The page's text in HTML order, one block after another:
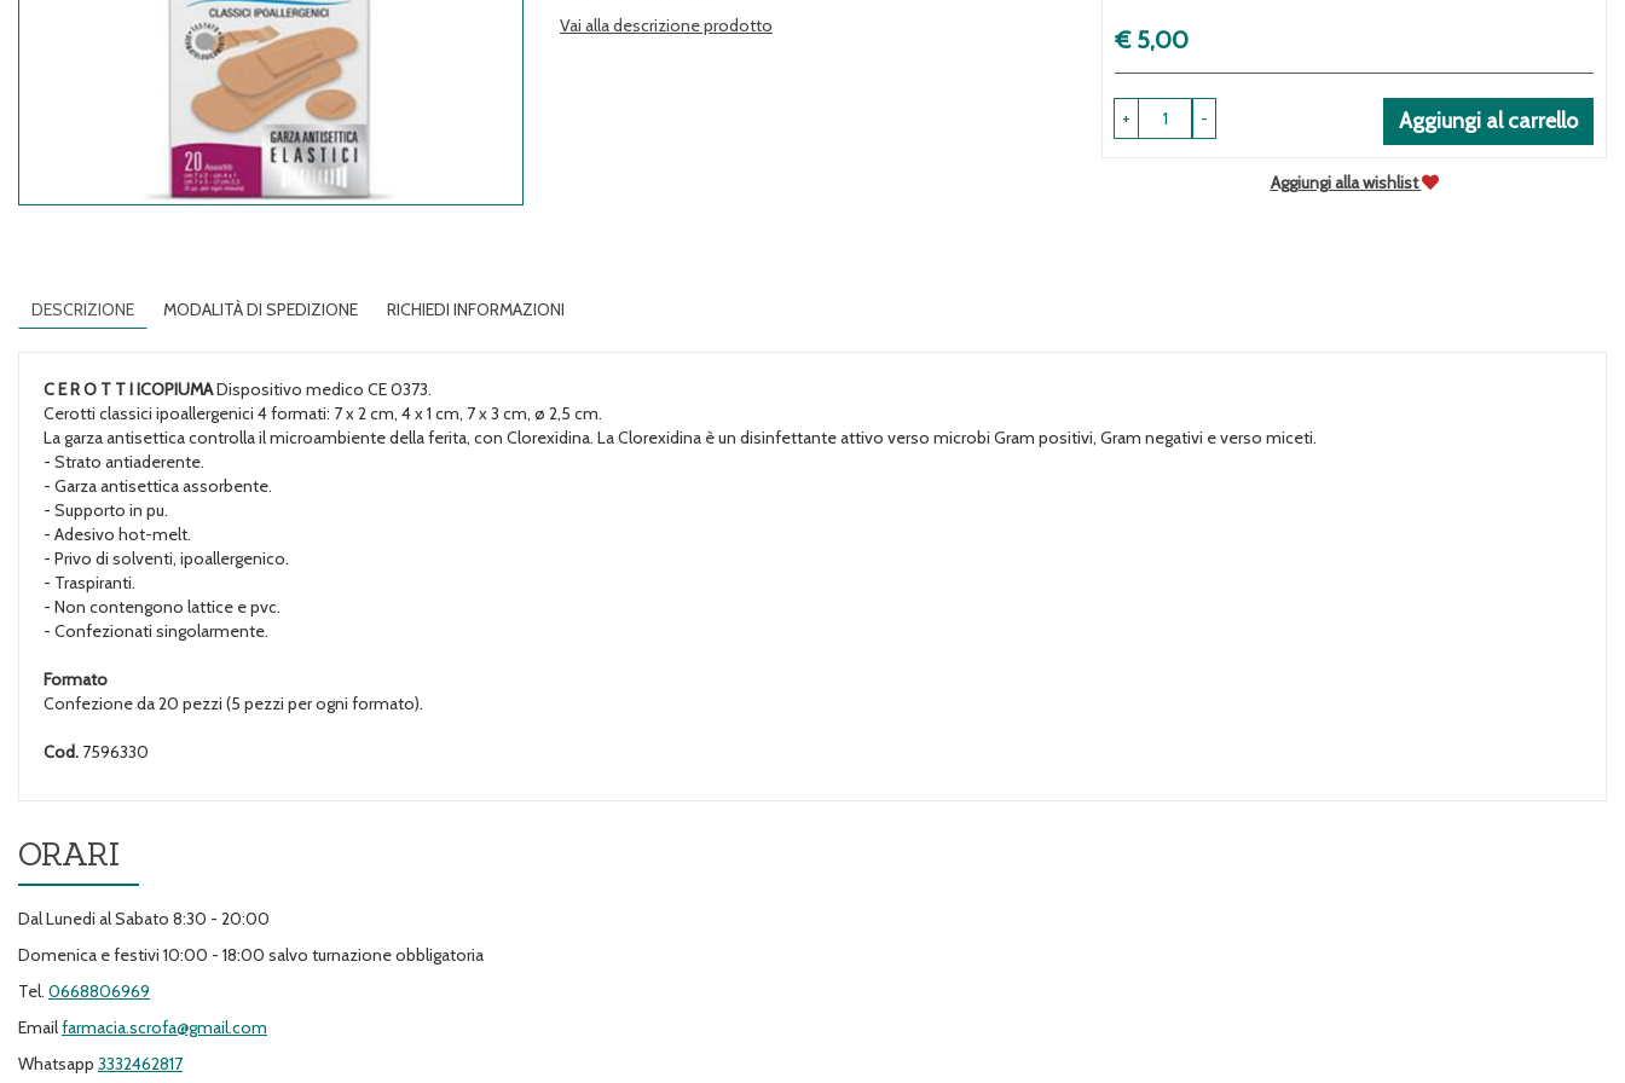
Vai alla descrizione prodotto
Prezzo
€ 5,00
-
+ Aggiungi al carrello
Aggiungi alla wishlist
DESCRIZIONE MODALITÀ DI SPEDIZIONE RICHIEDI INFORMAZIONI
C E R O T T I ICOPIUMADispositivo medico CE 0373.
Cerotti classici ipoallergenici 4 formati: 7 x 2 cm, 4 x 1 cm, 7 x 3 cm, ø 2,5 cm.
La garza antisettica controlla il microambiente della ferita, con Clorexidina. La Clorexidina è un disinfettante attivo verso microbi Gram positivi, Gram negativi e verso miceti.
- Strato antiaderente.
- Garza antisettica assorbente.
- Supporto in pu.
- Adesivo hot-melt.
- Privo di solventi, ipoallergenico.
- Traspiranti.
- Non contengono lattice e pvc.
- Confezionati singolarmente.
Formato
Confezione da 20 pezzi (5 pezzi per ogni formato).
Cod. 7596330
ORARI
Dal Lunedi al Sabato 8:30 - 20:00
Domenica e festivi 10:00 - 18:00 salvo turnazione obbligatoria
Tel. 0668806969
Emailfarmacia.scrofa@gmail.com
Whatsapp 3332462817